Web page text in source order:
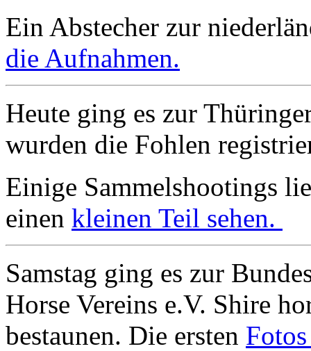
Ein Abstecher zur
die Aufnahmen.
Heute ging es zur
wurden die Fohlen
Einige Sammelshootings
einen kleinen Teil sehen.
Samstag ging es zur
Horse Vereins e.V. Shire
bestaunen. Die ersten